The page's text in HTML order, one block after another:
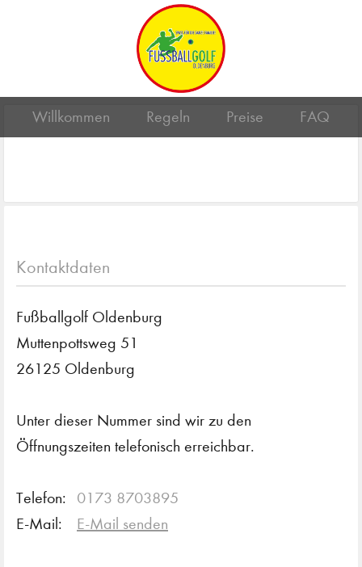
Willkommen Regeln Preise FAQ
Kontaktdaten
Fußballgolf Oldenburg
Muttenpottsweg 51
26125 Oldenburg
Unter dieser Nummer sind wir zu den
Öffnungszeiten telefonisch erreichbar.
Telefon:
0173 8703895
E-Mail:
E-Mail senden